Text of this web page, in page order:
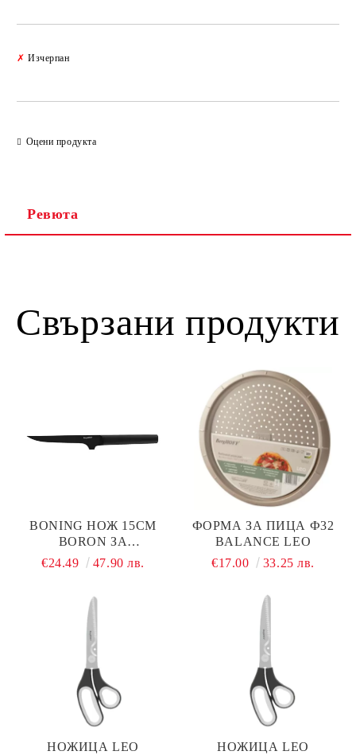
✗ Изчерпан
Оцени продукта
Ревюта
Свързани продукти
BONING НОЖ 15CM
BORON ЗА
ОБЕЗКОСТЯВАНЕ
€24.49 47.90 лв.
ФОРМА ЗА ПИЦА Ф32
BALANCE LEO
€17.00
33.25 лв.
НОЖИЦА LEO
НОЖИЦА LEO